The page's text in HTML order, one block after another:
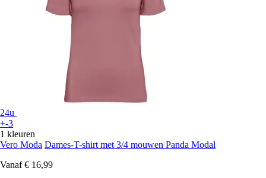
24u
+-3
1 kleuren
Vero Moda Dames-T-shirt met 3/4 mouwen Panda Modal
Vanaf € 16,99